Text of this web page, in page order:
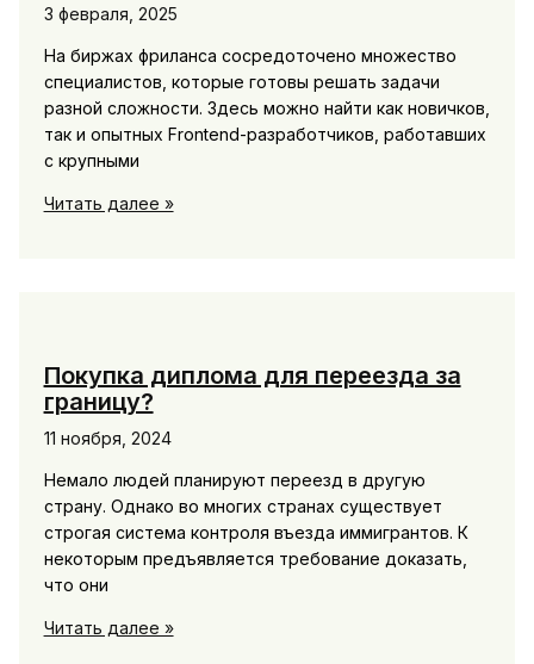
от
магазина
Trends.by
3 февраля, 2025
На биржах фриланса сосредоточено множество
специалистов, которые готовы решать задачи
разной сложности. Здесь можно найти как новичков,
так и опытных Frontend-разработчиков, работавших
с крупными
Где
Читать далее »
Покупка диплома для переезда за
границу?
11 ноября, 2024
Немало людей планируют переезд в другую
страну. Однако во многих странах существует
строгая система контроля въезда иммигрантов. К
некоторым предъявляется требование доказать,
что они
Покупка
Читать далее »